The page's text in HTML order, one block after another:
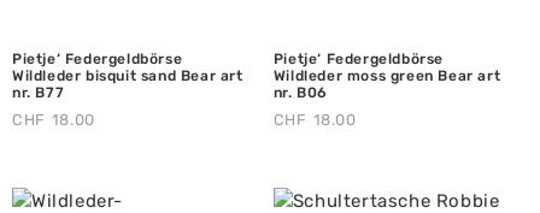
Pietje‘ Federgeldbörse
Wildleder bisquit sand Bear art
nr. B77
CHF 18.00
Pietje‘ Federgeldbörse
Wildleder moss green Bear art
nr. B06
CHF 18.00